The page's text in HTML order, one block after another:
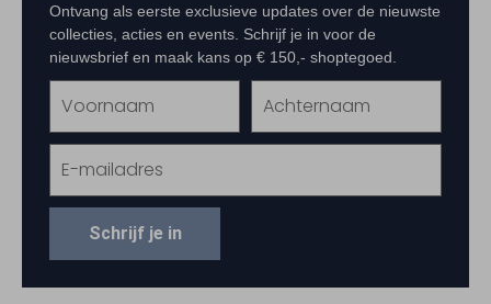
Ontvang als eerste exclusieve updates over de nieuwste
collecties, acties en events. Schrijf je in voor de
nieuwsbrief en maak kans op € 150,- shoptegoed.
Schrijf je in